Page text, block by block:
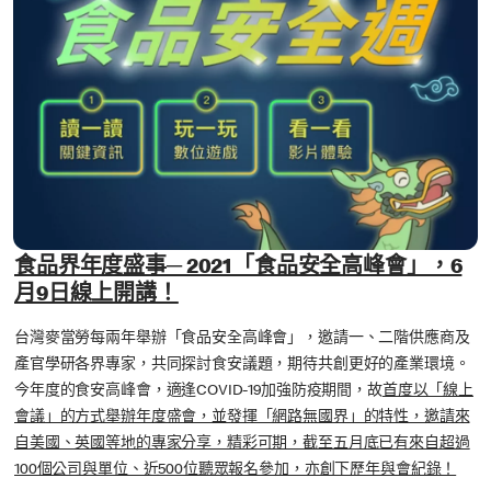
食品界年度盛事─ 2021「食品安全高峰會」，6
月9日線上開講！
台灣麥當勞每兩年舉辦「食品安全高峰會」，邀請一、二階供應商及
產官學研各界專家，共同探討食安議題，期待共創更好的產業環境。
今年度的食安高峰會，適逢COVID-19加強防疫期間，故首度以「線上
會議」的方式舉辦年度盛會，並發揮「網路無國界」的特性，邀請來
自美國、英國等地的專家分享，精彩可期，截至五月底已有來自超過
100個公司與單位、近500位聽眾報名參加，亦創下歷年與會紀錄！